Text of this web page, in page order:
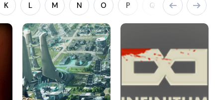
K L M N O P Q R S